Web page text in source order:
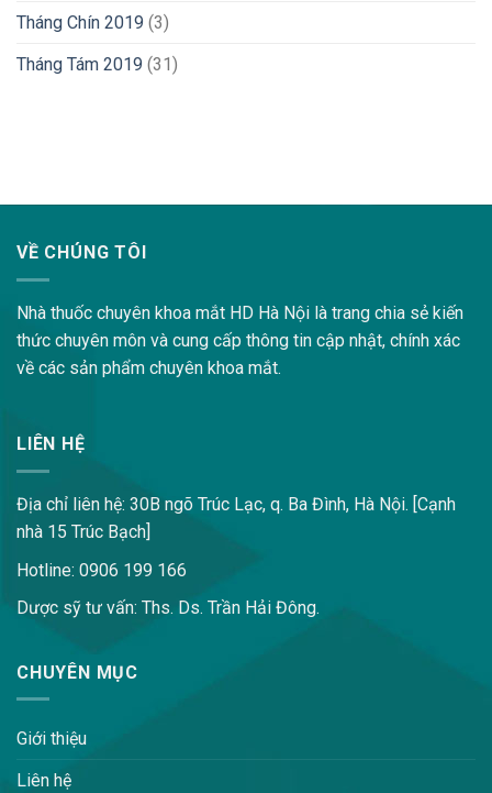
Tháng Chín 2019 (3)
Tháng Tám 2019 (31)
VỀ CHÚNG TÔI
Nhà thuốc chuyên khoa mắt HD Hà Nội là trang chia sẻ kiến
thức chuyên môn và cung cấp thông tin cập nhật, chính xác
về các sản phẩm chuyên khoa mắt.
LIÊN HỆ
Địa chỉ liên hệ: 30B ngõ Trúc Lạc, q. Ba Đình, Hà Nội. [Cạnh
nhà 15 Trúc Bạch]
Hotline: 0906 199 166
Dược sỹ tư vấn: Ths. Ds. Trần Hải Đông.
CHUYÊN MỤC
Giới thiệu
Liên hệ